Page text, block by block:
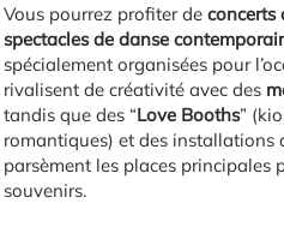
Vous pourrez profiter deconcerts
spectacles de danse
spécialement organisées pour
rivalisent de créativité avec des
tandis que des “Love Booths”
romantiques) et des installations
parsèment les places principales
souvenirs.